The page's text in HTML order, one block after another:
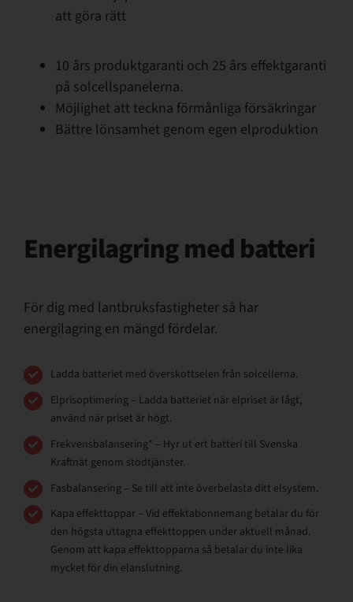
att göra rätt
10 års produktgaranti och 25 års effektgaranti
på solcellspanelerna.
Möjlighet att teckna förmånliga försäkringar
Bättre lönsamhet genom egen elproduktion
Energilagring med batteri
För dig med lantbruksfastigheter så har
energilagring en mängd fördelar.
Ladda batteriet med överskottselen från solcellerna.
Elprisoptimering – Ladda batteriet när elpriset är lågt,
använd när priset är högt.
Frekvensbalansering* – Hyr ut ert batteri till Svenska
Kraftnät genom stödtjänster.
Fasbalansering – Se till att inte överbelasta ditt elsystem.
Kapa effekttoppar – Vid effektabonnemang betalar du för
den högsta uttagna effekttoppen under aktuell månad.
Genom att kapa effekttopparna så betalar du inte lika
mycket för din elanslutning.